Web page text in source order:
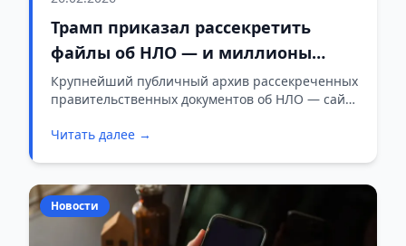
Трамп приказал рассекретить
файлы об НЛО — и миллионы
документов тут же исчезли из
архива
Крупнейший публичный архив рассекреченных
правительственных документов об НЛО — сайт
файлов.
Читать далее →
Новости